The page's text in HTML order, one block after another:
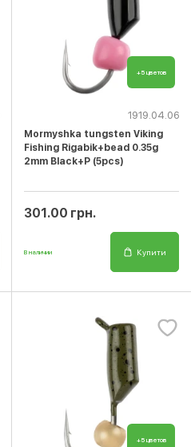
+5 цветов
1919.04.06
Mormyshka tungsten Viking
Fishing Rigabik+bead 0.35g
2mm Black+P (5pcs)
301.00 грн.
В наличии Купити
+5 цветов